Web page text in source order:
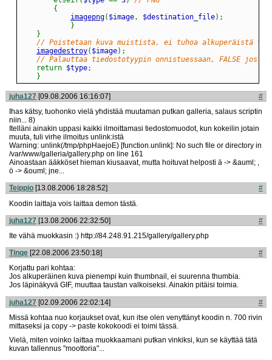
{
imagepng( $image, $destination_file) ;
}
}
// Poistetaan kuva muistista, ei tuhoa alkuperäistä
imagedestroy( $image) ;
// Palauttaa tiedostotyypin onnistuessaan, FALSE jos
return $type;
}
juha127 [09.08.2006 16:16:07]
#
Ihas kätsy, tuohonko vielä yhdistää muutaman putkan galleria, salaus scriptin
niin... 8)
Itelläni ainakin uppasi kaikki ilmoittamasi tiedostomuodot, kun kokeilin jotain
muuta, tuli virhe ilmoitus unlink:istä
Warning: unlink(/tmp/phpHaejoE) [function.unlink]: No such file or directory in
/var/www/galleria/gallery.php on line 161
Ainoastaan ääkköset hieman kiusaavat, mutta hoituvat helposti ä -> &auml; ,
ö -> &ouml; jne...
Teippio [13.08.2006 18:28:52]
#
Koodin laittaja vois laittaa demon tästä.
juha127 [13.08.2006 22:32:50]
#
Ite vähä muokkasin :) http://84.248.91.215/gallery/gallery.php
Tinqe [22.08.2006 23:50:18]
#
Korjattu pari kohtaa:
Jos alkuperäinen kuva pienempi kuin thumbnail, ei suurenna thumbia.
Jos läpinäkyvä GIF, muuttaa taustan valkoiseksi. Ainakin pitäisi toimia.
juha127 [02.09.2006 22:02:14]
#
Missä kohtaa nuo korjaukset ovat, kun itse olen venyttänyt koodin n. 700 rivin
mittaseksi ja copy -> paste kokokoodi ei toimi tässä.
Vielä, miten voinko laittaa muokkaamani putkan vinkiksi, kun se käyttää tätä
kuvan tallennus "moottoria"...